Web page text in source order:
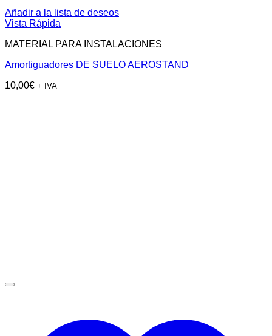
Añadir a la lista de deseos
Vista Rápida
MATERIAL PARA INSTALACIONES
Amortiguadores DE SUELO AEROSTAND
10,00€ + IVA